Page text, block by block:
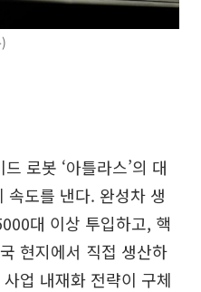
로봇 ‘아틀라스’의 대
속도를 낸다. 완성차 생
대 이상 투입하고, 핵
현지에서 직접 생산하
업 내재화 전략이 구체